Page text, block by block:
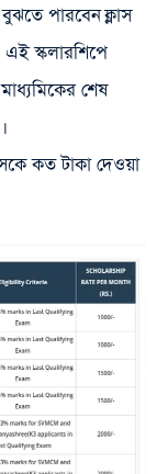
পারবেন।ক্লাস
স্কলারশিপে
শেষ
কত টাকা দেওয়া